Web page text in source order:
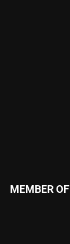
MEMBER OF